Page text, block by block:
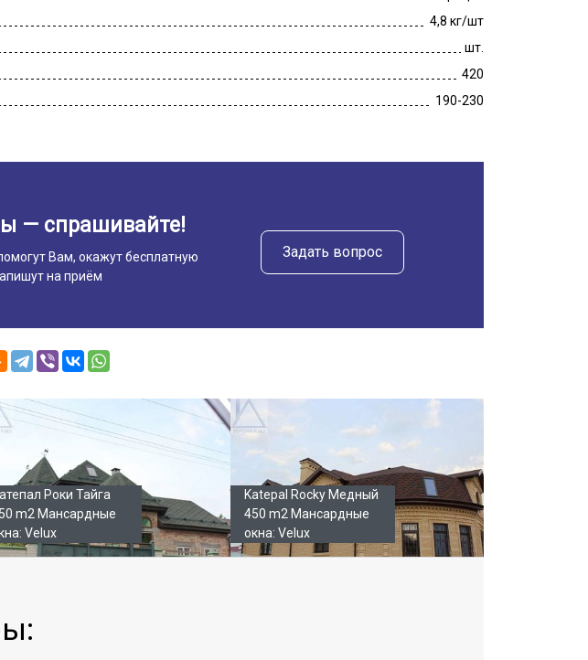
4,8 кг/шт
шт.
420
190-230
— спрашивайте!
Вам, окажут бесплатную
на приём
Задать вопрос
Роки Тайга
m2 Мансардные
Velux
Katepal Rocky Медный
450 m2 Мансардные
окна: Velux